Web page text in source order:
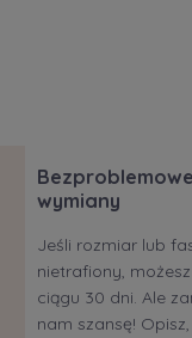
wymiany
Jeśli rozmiar lub
nietrafiony,
ciągu 30 dni. Ale
nam szansę!